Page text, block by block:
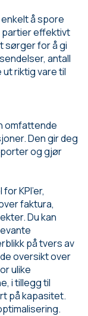
å spore
partier effektivt
sørger for å gi
antall
riktig vare til
omfattende
Den gir deg
og gjør
KPI’er,
faktura,
Du kan
på tvers av
oversikt over
ulike
i tillegg til
på kapasitet.